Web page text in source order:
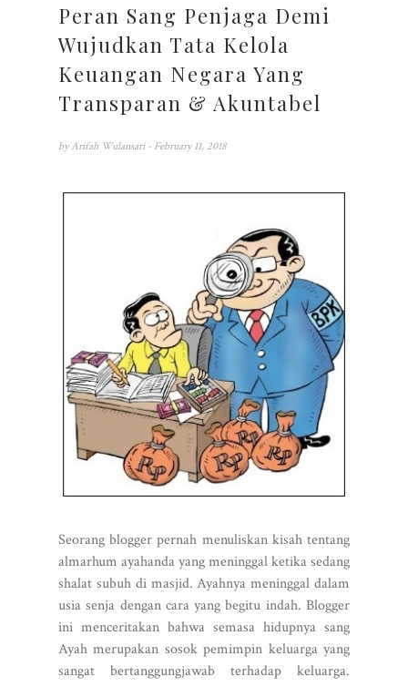
Peran Sang Penjaga Demi
Wujudkan Tata Kelola
Keuangan Negara Yang
Transparan & Akuntabel
by Arifah Wulansari - February 11, 2018
Seorang blogger pernah menuliskan kisah tentang
almarhum ayahanda yang meninggal ketika sedang
shalat subuh di masjid. Ayahnya meninggal dalam
usia senja dengan cara yang begitu indah. Blogger
ini menceritakan bahwa semasa hidupnya sang
Ayah merupakan sosok pemimpin keluarga yang
sangat bertanggungjawab terhadap keluarga.